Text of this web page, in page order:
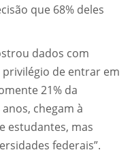
que 68% deles
dados com
de entrar em
21% da
chegam à
estudantes, mas
federais”.